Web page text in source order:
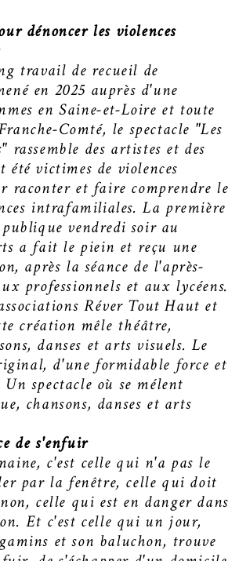
dénoncer les violences
travail de recueil de
en 2025 auprès d'une
en Saine-et-Loire et toute
Comté, le spectacle "Les
rassemble des artistes et des
été victimes de violences
raconter et faire comprendre le
intrafamiliales. La première
vendredi soir au
a fait le piein et reçu une
après la séance de l'après-
professionnels et aux lycéens.
Réver Tout Haut et
création mêle théâtre,
danses et arts visuels. Le
d'une formidable force et
spectacle où se mélent
chansons, danses et arts
de s'enfuir
c'est celle qui n'a pas le
par la fenêtre, celle qui doit
celle qui est en danger dans
Et c'est celle qui un jour,
et son baluchon, trouve